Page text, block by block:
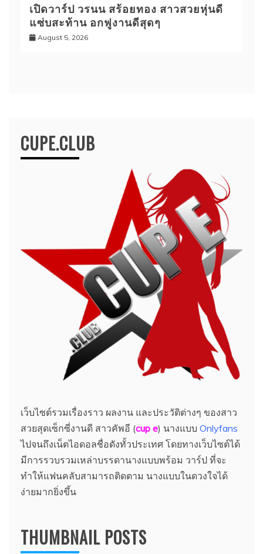
เปิดวาร์ป วรนน สร้อยทอง สาวสวยหุ่นดี
แซ่บสะท้าน อกฟูงานดีสุดๆ
August 5, 2026
CUPE.CLUB
เว็บไซต์รวมเรื่องราว ผลงาน และประวัติต่างๆ ของสาว
สวยสุดเซ็กซี่งานดี สาวคัพอี (cup e) นางแบบ Onlyfans
ไปจนถึงเน็ตไอดอลชื่อดังทั้วประเทศ โดยทางเว็บไซต์ได้
มีการรวบรวมเหล่าบรรดานางแบบพร้อม วาร์ป ที่จะ
ทำให้แฟนคลับสามารถติดตาม นางแบบในดวงใจได้
ง่ายมากยิ่งขึ้น
THUMBNAIL POSTS